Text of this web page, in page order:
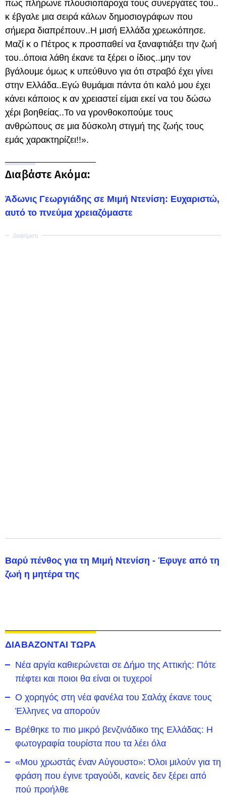
πως πλήρωνε πλουσιοπάροχα τους συνεργάτες του..
κ έβγαλε μια σειρά κάλων δημοσιογράφων που
σήμερα διαπρέπουν..Η μισή Ελλάδα χρεωκόπησε.
Μαζί κ ο Πέτρος κ προσπαθεί να ξαναφτιάξει την ζωή
του..όποια λάθη έκανε τα ξέρει ο ίδιος..μην τον
βγάλουμε όμως κ υπεύθυνο για ότι στραβό έχει γίνει
στην Ελλάδα..Εγώ θυμάμαι πάντα ότι καλό μου έχει
κάνει κάποιος κ αν χρειαστεί είμαι εκεί να του δώσω
χέρι βοηθείας..Το να γρονθοκοπούμε τους
ανθρώπους σε μια δύσκολη στιγμή της ζωής τους
εμάς χαρακτηρίζει!!».
Διαβάστε Ακόμα:
Άδωνις Γεωργιάδης σε Μιμή Ντενίση: Ευχαριστώ,
αυτό το πνεύμα χρειαζόμαστε
Βαρύ πένθος για τη Μιμή Ντενίση - Έφυγε από τη
ζωή η μητέρα της
ΔΙΑΒΑΖΟΝΤΑΙ ΤΩΡΑ
Νέα αργία καθιερώνεται σε Δήμο της Αττικής: Πότε
πέφτει και ποιοι θα είναι οι τυχεροί
Ο χορηγός στη νέα φανέλα του Σαλάχ έκανε τους
Έλληνες να απορούν
Βρέθηκε το πιο μικρό βενζινάδικο της Ελλάδας: Η
φωτογραφία τουρίστα που τα λέει όλα
«Μου χρωστάς έναν Αύγουστο»: Όλοι μιλούν για τη
φράση που έγινε τραγούδι, κανείς δεν ξέρει από
πού προήλθε